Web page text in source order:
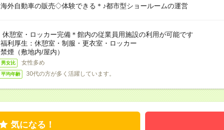
海外自動車の販売◇体験できる＊♪都市型ショールームの運営
休憩室・ロッカー完備＊館内の従業員用施設の利用が可能です
福利厚生：休憩室・制服・更衣室・ロッカー
禁煙（敷地内/屋内）
男女比 女性多め
平均年齢 30代の方が多く活躍しています。
気になる！